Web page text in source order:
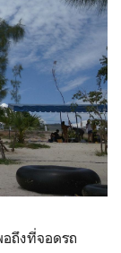
ถึงที่จอดรถ